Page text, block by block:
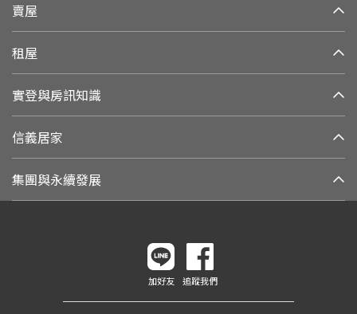
賣屋
租屋
實登與房訊知識
信義居家
集團與永續發展
加好友 追蹤我們